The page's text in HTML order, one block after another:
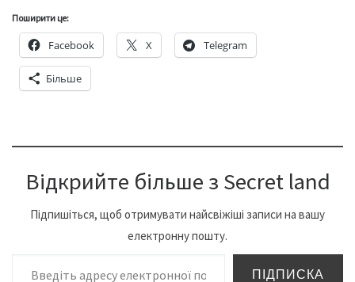
Поширити це:
Facebook X Telegram
Більше
Відкрийте більше з Secret land
Підпишіться, щоб отримувати найсвіжіші записи на вашу
електронну пошту.
Введіть адресу електронної пошти…
ПІДПИСКА